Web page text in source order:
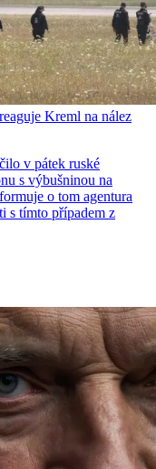
Kreml na nález
v pátek ruské
s výbušninou na
o tom agentura
s tímto případem z